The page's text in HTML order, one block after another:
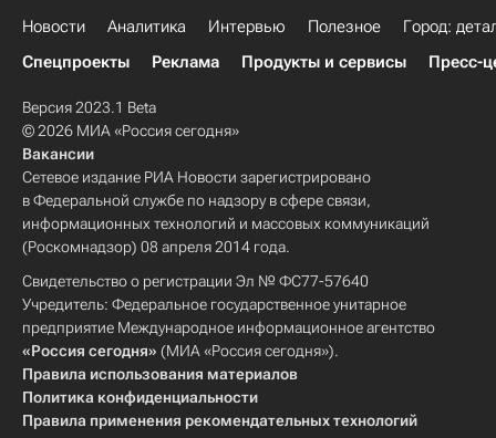
Новости Аналитика Интервью Полезное
Город:
Спецпроекты
Реклама Продукты и сервисы Пресс-
Версия 2023.1 Beta
© 2026 МИА «Россия сегодня»
Вакансии
Сетевое издание РИА Новости зарегистрировано
в Федеральной службе по надзору в сфере связи,
информационных технологий и массовых коммуникаций
(Роскомнадзор) 08 апреля 2014 года.
Свидетельство о регистрации Эл № ФС77-57640
Учредитель: Федеральное государственное унитарное
предприятие Международное информационное агентство
«Россия сегодня» (МИА «Россия сегодня»).
Правила использования материалов
Политика конфиденциальности
Правила применения рекомендательных технологий